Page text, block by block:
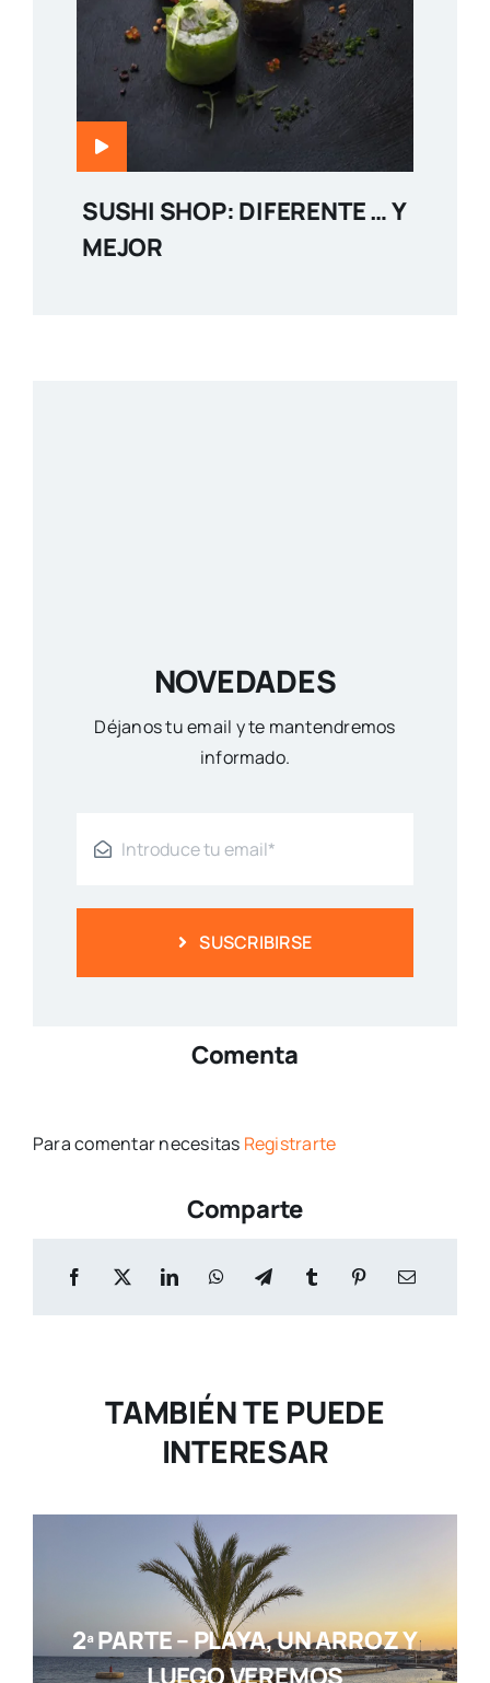
SUSHI SHOP: DIFERENTE … Y
MEJOR
NOVEDADES
Déjanos tu email y te mantendremos
informado.
SUSCRIBIRSE
Comenta
Para comentar necesitas Registrarte
Comparte
TAMBIÉN TE PUEDE
INTERESAR
2ª PARTE – PLAYA, UN ARROZ Y